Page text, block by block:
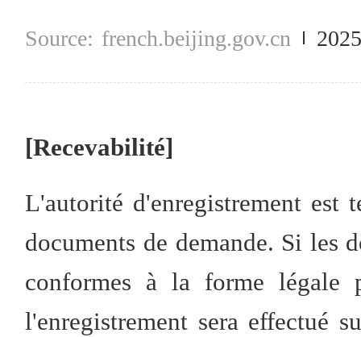
french.beijing.gov.cn
[Recevabilité]
L'autorité d'enregistrement est
documents de demande. Si les
conformes à la forme légale
l'enregistrement sera effectué